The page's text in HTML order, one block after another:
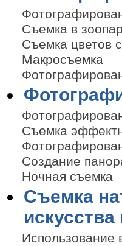
Съемка в
Съемка цветов
Макросъемка
Съемка
Создание
Ночная съемка
Съемка